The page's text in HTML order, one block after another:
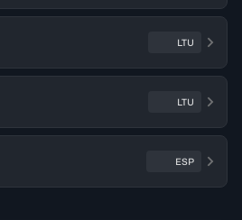
LTU
LTU
ESP